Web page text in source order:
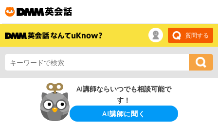
質問する
AI講師ならいつでも相談可能で
す！
AI講師に聞く